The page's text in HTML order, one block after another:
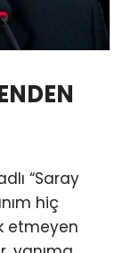
“Saray
hiç
etmeyen